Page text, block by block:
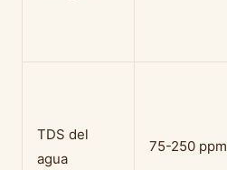
TDS del
agua
75-250 ppm